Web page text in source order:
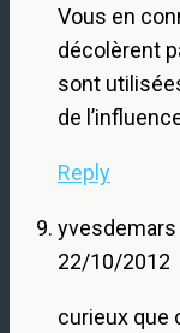
Vous en
décolèrent
sont
de
Reply
yvesdemars
22/10/2012
curieux que